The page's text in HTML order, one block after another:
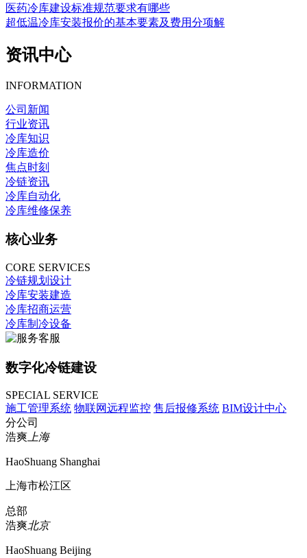
医药冷库建设标准规范要求有哪些
超低温冷库安装报价的基本要素及费用分项解
资讯中心
INFORMATION
公司新闻
行业资讯
冷库知识
冷库造价
焦点时刻
冷链资讯
冷库自动化
冷库维修保养
核心业务
CORE SERVICES
冷链规划设计
冷库安装建造
冷库招商运营
冷库制冷设备
数字化冷链建设
SPECIAL SERVICE
施工管理系统 物联网远程监控 售后报修系统 BIM设计中心
分公司
浩爽上海
HaoShuang Shanghai
上海市松江区
总部
浩爽北京
HaoShuang Beijing